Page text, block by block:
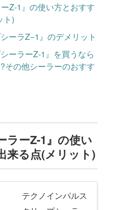
ーZ-1』の使い方とおすす
ト)
シーラZ−1』のデメリット
シーラーZ-1』を買うなら
その他シーラーのおすす
ラーZ-1』の使い
来る点(メリット)
テクノインパルス